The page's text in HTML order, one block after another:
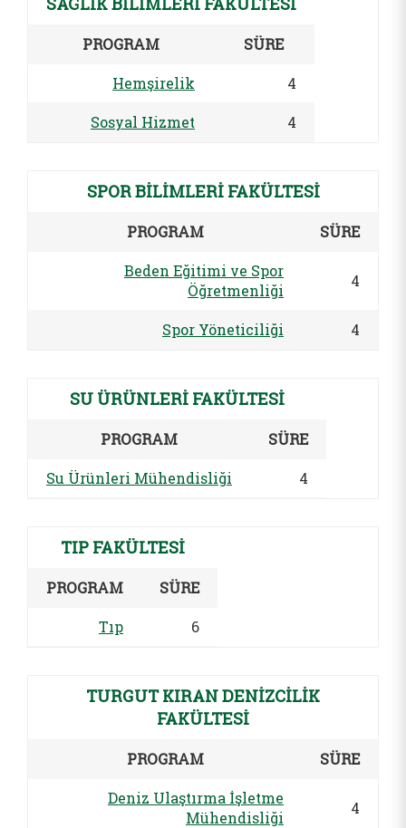
PROGRAM SÜRE
Hemşirelik 4
Sosyal Hizmet 4
SPOR BİLİMLERİ FAKÜLTESİ
PROGRAM SÜRE
Beden Eğitimi ve Spor
Öğretmenliği
4
Spor Yöneticiliği 4
SU ÜRÜNLERİ FAKÜLTESİ
PROGRAM SÜRE
Su Ürünleri Mühendisliği 4
TIP FAKÜLTESİ
PROGRAM SÜRE
Tıp 6
TURGUT KIRAN DENİZCİLİK
FAKÜLTESİ
PROGRAM SÜRE
Deniz Ulaştırma İşletme
Mühendisliği
4